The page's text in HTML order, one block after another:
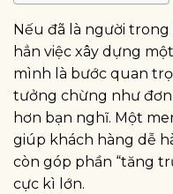
Nếu đã là người
hẳn việc xây dựng
mình là bước quan
tưởng chừng như đơn
hơn bạn nghĩ. Một
giúp khách hàng dễ
còn góp phần “tăng
cực kì lớn.